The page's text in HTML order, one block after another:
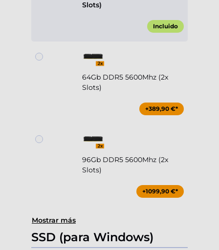
Slots)
Incluido
64Gb DDR5 5600Mhz (2x
Slots)
+389,90 €*
96Gb DDR5 5600Mhz (2x
Slots)
+1099,90 €*
Mostrar más
SSD (para Windows)